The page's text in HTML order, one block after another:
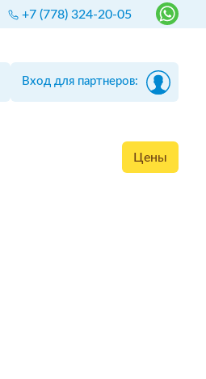
+7 (778) 324-20-05
Вход для партнеров:
Цены